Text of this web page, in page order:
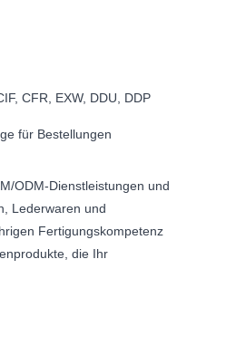
CFR, EXW, DDU, DDP
für Bestellungen
ODM-Dienstleistungen und
Lederwaren und
Fertigungskompetenz
die Ihr